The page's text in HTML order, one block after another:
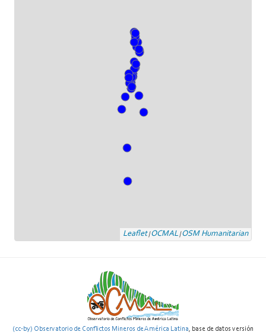
Leaflet|OCMAL|OSM Humanitarian
(cc-by) Observatorio de Conflictos Mineros de América Latina, base de datos versión